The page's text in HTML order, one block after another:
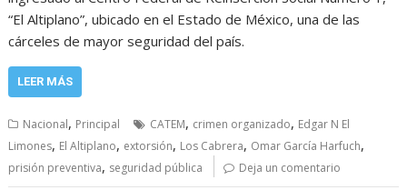
“El Altiplano”, ubicado en el Estado de México, una de las
cárceles de mayor seguridad del país.
LEER MÁS
Nacional, Principal CATEM, crimen organizado, Edgar N El
Limones, El Altiplano, extorsión, Los Cabrera, Omar García Harfuch,
prisión preventiva, seguridad pública Deja un comentario